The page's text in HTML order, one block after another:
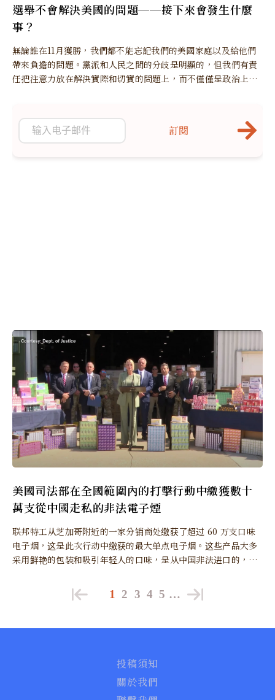
選舉不會解決美國的問題──接下來會發生什麼
事？
無論誰在11月獲勝，我們都不能忘記我們的美國家庭以及給他們
帶來負擔的問題。黨派和人民之間的分歧是明顯的，但我們有責
任把注意力放在解決實際和切實的問題上，而不僅僅是政治上的
美國司法部在全國範圍內的打擊行動中繳獲數十
萬支從中國走私的非法電子煙
联邦特工从芝加哥附近的一家分销商处缴获了超过 60 万支口味
电子烟，这是此次行动中缴获的最大单点电子烟。这些产品大多
采用鲜艳的包装和吸引年轻人的口味，是从中国非法进口的，并
訂閱
1 2 3 4 5 …
投稿須知
關於我們